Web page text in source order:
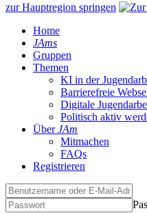
zur Hauptregion springen
Home
JAms
Gruppen
Themen
KI in der
Barrierefreie
Digitale
Politisch aktiv
ÜberJAm
Mitmachen
FAQs
Registrieren